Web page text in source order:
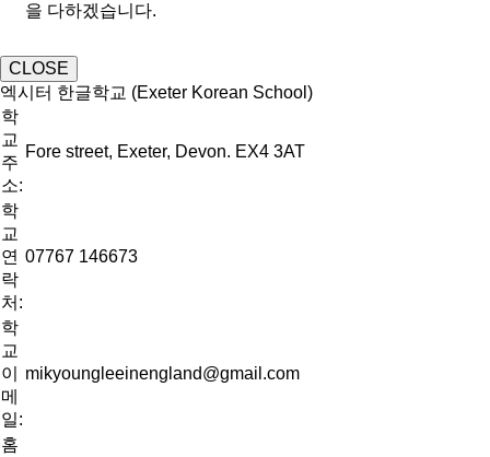
을 다하겠습니다.
CLOSE
엑시터 한글학교 (Exeter Korean School)
학
교
주
소:
Fore street, Exeter, Devon. EX4 3AT
학
교
연
락
처:
07767 146673
학
교
이
메
일:
mikyoungleeinengland@gmail.com
홈